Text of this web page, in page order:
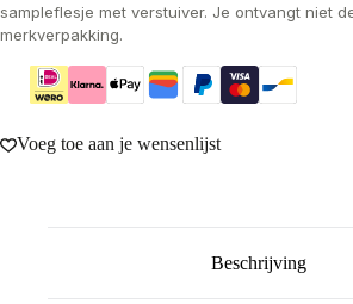
sampleflesje met verstuiver. Je ontvangt niet
merkverpakking.
Voeg toe aan je wensenlijst
Beschrijving